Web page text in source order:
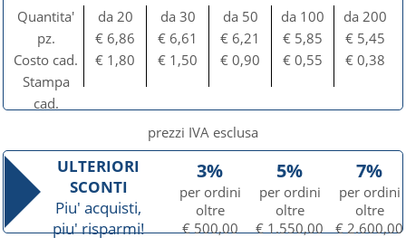
Quantita'
pz.
Costo cad.
Stampa
cad.
da 20
€ 6,86
€ 1,80
da 30
€ 6,61
€ 1,50
da 50
€ 6,21
€ 0,90
da 100
€ 5,85
€ 0,55
da 200
€ 5,45
€ 0,38
prezzi IVA esclusa
ULTERIORI
SCONTI
Piu' acquisti,
piu' risparmi!
3%
per ordini
oltre
€ 500,00
5%
per ordini
oltre
€ 1.550,00
7%
per ordini
oltre
€ 2.600,00